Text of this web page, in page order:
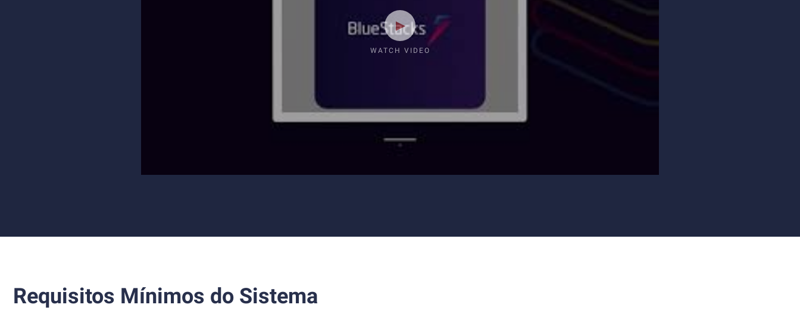
WATCH VIDEO
Requisitos Mínimos do Sistema